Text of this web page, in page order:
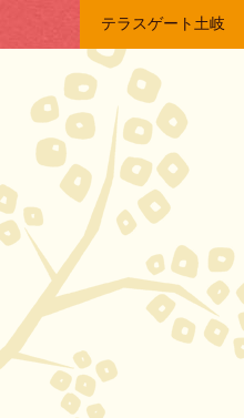
テラスゲート土岐